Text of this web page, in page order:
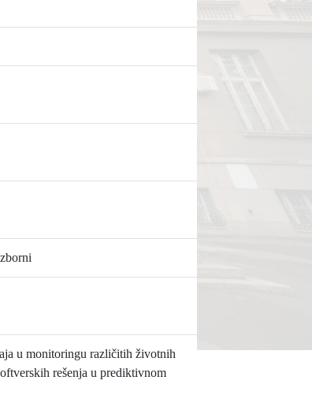
u monitoringu različitih životnih
rešenja u prediktivnom